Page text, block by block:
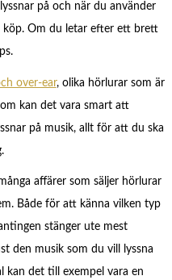
på och när du använder
Om du letar efter ett brett
over-ear, olika hörlurar som är
kan det vara smart att
på musik, allt för att du ska
affärer som säljer hörlurar
Både för att känna vilken typ
stänger ute mest
den musik som du vill lyssna
kan det till exempel vara en